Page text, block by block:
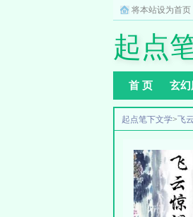
将本站设为首页
起点
首 页 玄幻
起点笔下文学>飞